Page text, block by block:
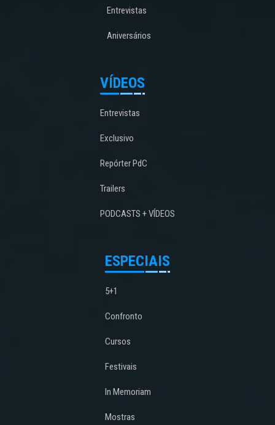
Entrevistas
Aniversários
VÍDEOS
Entrevistas
Exclusivo
Repórter PdC
Trailers
PODCASTS + VÍDEOS
ESPECIAIS
5+1
Confronto
Cursos
Festivais
In Memoriam
Mostras